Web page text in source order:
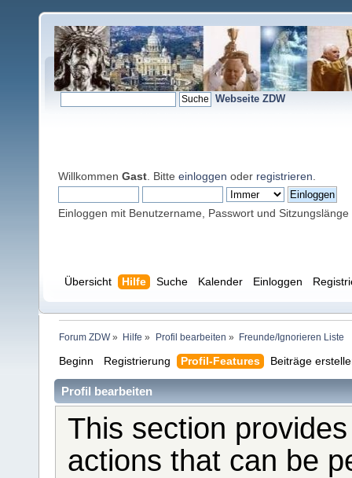
Webseite ZDW
Willkommen Gast . Bitte einloggen oder registrieren
Einloggen mit Benutzername, Passwort und Sitzungslänge
Übersicht Hilfe Suche Kalender Einloggen
Forum ZDW» Hilfe » Profil bearbeiten » Freunde/Ignorieren Liste
Beginn Registrierung Profil-Features Beiträge
Profil bearbeiten
This section
actions that can be